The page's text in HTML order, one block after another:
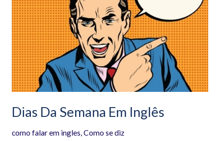
Dias Da Semana Em Inglês
como falar em ingles,Como se diz
Em
Inglês